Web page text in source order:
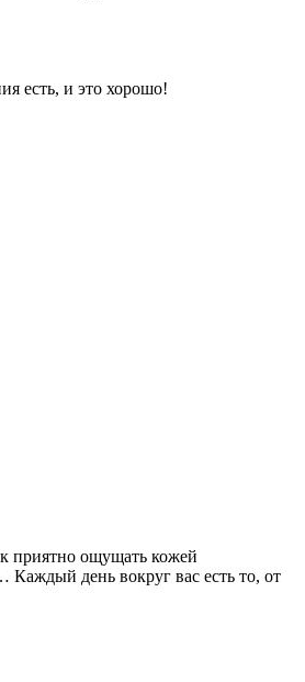
есть, и это хорошо!
приятно ощущать кожей
Каждый день вокруг вас есть то, от